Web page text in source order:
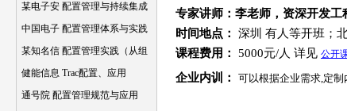
某电子安 配置管理与持续集成
中国电子 配置管理体系与实践
某知名信 配置管理实践（从组
健能信息 Trac配置、应用
通号院 配置管理规范与应用
专家讲师：李老师，资深开发工
时间地点：
深圳 有人等开班；
课程费用：
5000元/人 详见 公开
企业内训： 可以根据企业需求,定制